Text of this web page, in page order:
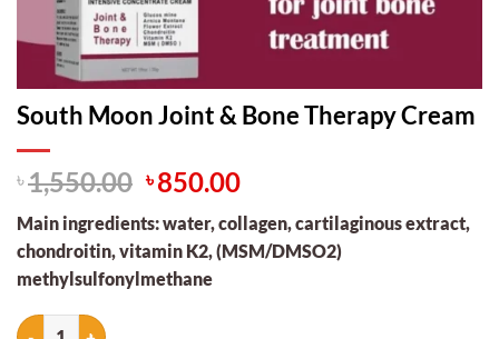
South Moon Joint & Bone Therapy Cream
৳1,550.00 Original
was:
৳ 1,550.00.
৳850.00Current
is:
৳ 850.00.
Main ingredients: water, collagen, cartilaginous extract,
chondroitin, vitamin K2, (MSM/DMSO2)
methylsulfonylmethane
South Moon Joint & Bone Therapy Cream quantity